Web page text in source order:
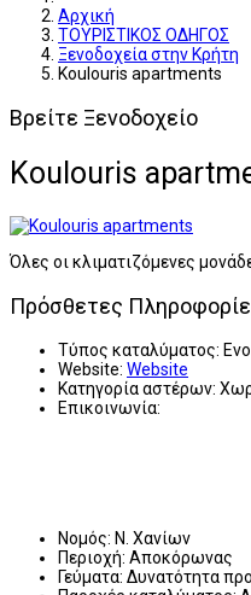
Αρχική
ΤΟΥΡΙΣΤΙΚΟΣ ΟΔΗΓΟΣ
Ξενοδοχεία στην Κρήτη
Koulouris apartments
Βρείτε Ξενοδοχείο
Koulouris
Όλες οι κλιματιζόμενες
Πρόσθετες
Τύπος καταλύματος:
Website: Website
Κατηγορία αστέρων:
Επικοινωνία:
Νομός: Ν. Χανίων
Περιοχή: Αποκόρωνας
Γεύματα: Δυνατότητα